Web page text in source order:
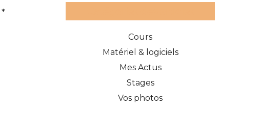
*
Cours
Matériel & logiciels
Mes Actus
Stages
Vos photos